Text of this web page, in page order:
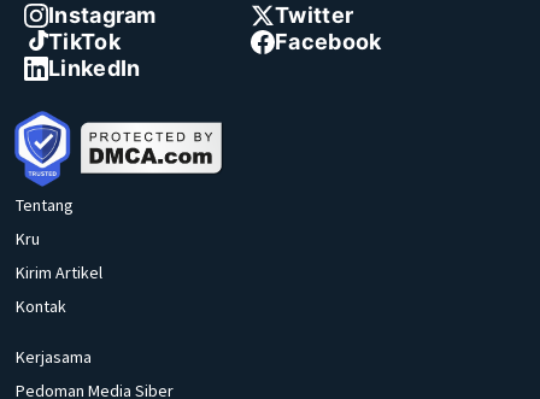
Instagram
Twitter
TikTok
Facebook
LinkedIn
Tentang
Kru
Kirim Artikel
Kontak
Kerjasama
Pedoman Media Siber